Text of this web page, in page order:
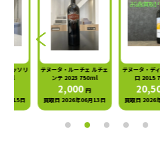
メッソリ
月15日
テヌータ・ルーチェ ルチェ
ンテ 2023 750ml
2,000 円
買取日 2026年06月13日
テヌータ・デ
ロ 2015
買取日 2026